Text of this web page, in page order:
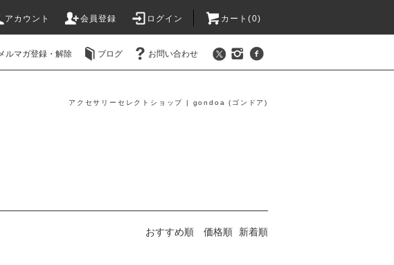
アカウント 会員登録 ログイン カート(0)
ルマガ登録・解除 ブログ お問い合わせ
アクセサリーセレクトショップ | gondoa (ゴンドア)
おすすめ順 価格順 新着順